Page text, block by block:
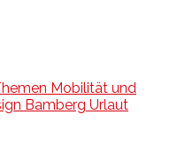
Mobilität und
Bamberg Urlaut